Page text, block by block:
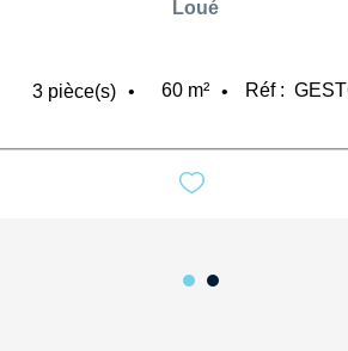
Loué
3 pièce(s) 60 m² Réf :